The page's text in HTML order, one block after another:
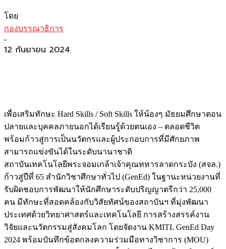
โดย
กองบรรณาธิการ
-
12 กันยายน 2024
เพื่อเสริมทักษะ Hard Skills / Soft Skills ให้น้องๆ มัธยมศึกษาตอน
ปลายและบุคคลภายนอกได้เรียนรู้ด้วยตนเอง – ตลอดชีวิต
พร้อมก้าวสู่การเป็นนวัตกรและผู้ประกอบการที่มีศักยภาพ
สามารถแข่งขันได้ในระดับนานาชาติ
สถาบันเทคโนโลยีพระจอมเกล้าเจ้าคุณทหารลาดกระบัง (สจล.)
ก้าวสู่ปีที่ 65 สำนักวิชาศึกษาทั่วไป (GenEd) ในฐานะหน่วยงานที่
รับผิดชอบการพัฒนาให้นักศึกษาระดับปริญญาตรีกว่า 25,000
คน มีทักษะที่สอดคล้องกับวิสัยทัศน์ของสถาบันฯ ที่มุ่งพัฒนา
ประเทศด้วยวิทยาศาสตร์และเทคโนโลยี การสร้างสรรค์งาน
วิจัยและนวัตกรรมสู่สังคมโลก โดยจัดงาน KMITL GenEd Day
2024 พร้อมบันทึกข้อตกลงความร่วมมือทางวิชาการ (MOU)